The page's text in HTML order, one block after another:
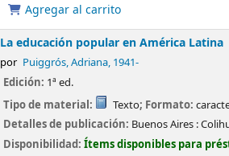
Agregar al carrito
La educación popular en América Latina
por Puiggrós, Adriana, 1941-
Edición: 1ª ed.
Tipo de material:
Texto; Formato:
Detalles de publicación: Buenos Aires :
Disponibilidad:Ítems disponibles para